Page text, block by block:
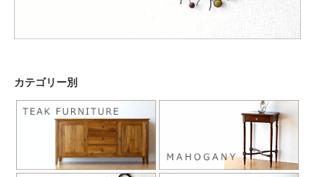
カテゴリー別